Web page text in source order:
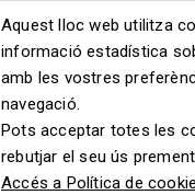
Aquest lloc web utilitza
informació estadística
amb les vostres
navegació.
Pots acceptar totes les
rebutjar el seu ús
Accés a Política de